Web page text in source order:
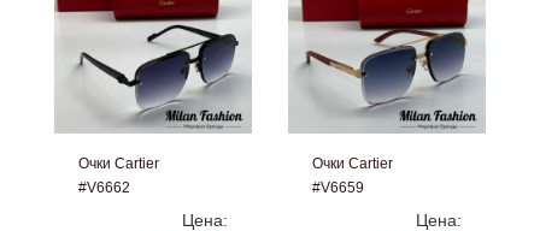
Очки Cartier
#V6662
Цена:
Очки Cartier
#V6659
Цена: